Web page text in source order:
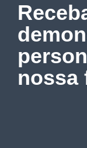
nossa